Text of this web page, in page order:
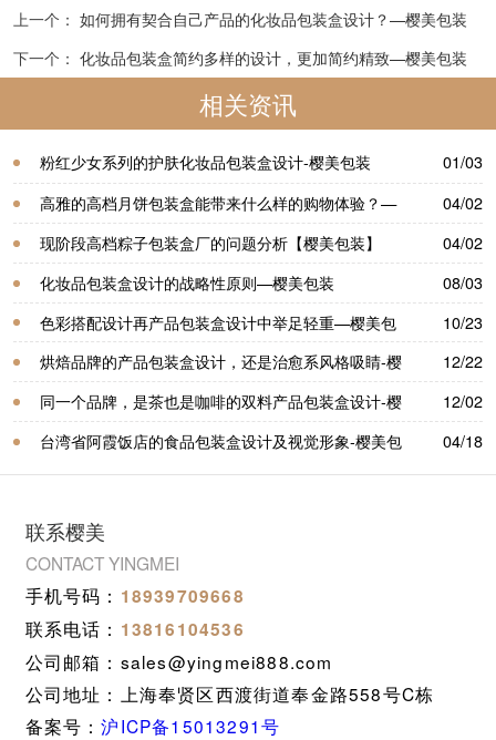
上一个： 如何拥有契合自己产品的化妆品包装盒设计？—樱美包装
下一个： 化妆品包装盒简约多样的设计，更加简约精致—樱美包装
相关资讯
粉红少女系列的护肤化妆品包装盒设计-樱美包装
01/03
高雅的高档月饼包装盒​能带来什么样的购物体验？—
樱美包装
04/02
现阶段高档粽子包装盒厂的问题分析【樱美包装】
04/02
化妆品包装盒设计的战略性原则—樱美包装
08/03
色彩搭配设计再产品包装盒设计中举足轻重—樱美包
装
10/23
烘焙品牌的产品包装盒设计，还是治愈系风格吸睛-樱
美包装
12/22
同一个品牌，是茶也是咖啡的双料产品包装盒设计-樱
美包装
12/02
台湾省阿霞饭店的食品包装盒设计及视觉形象-樱美包
装
04/18
联系樱美
CONTACT YINGMEI
手机号码： 18939709668
联系电话： 13816104536
公司邮箱：sales@yingmei888.com
公司地址：上海奉贤区西渡街道奉金路558号C栋
备案号：沪ICP备15013291号